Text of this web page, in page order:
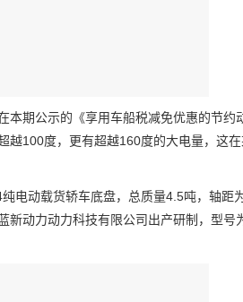
公示的《享用车船税减免优惠的节约
100度，更有超越160度的大电量，这
动载货轿车底盘，总质量4.5吨，轴距
动力动力科技有限公司出产研制，型号